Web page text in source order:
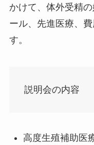
かけて、体外受精
ール、先進医療、
す。
説明会の内容
高度生殖補助医